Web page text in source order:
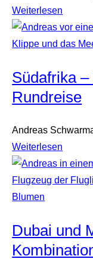
Weiterlesen
Südafrika
Rundreise
Andreas
Weiterlesen
Dubai und